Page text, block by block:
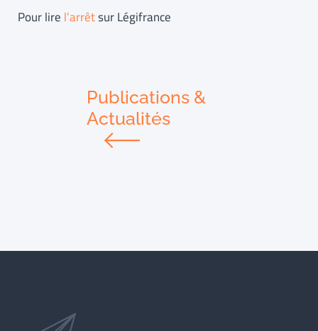
Pour lire l’arrêtsur Légifrance
Publications &
Actualités